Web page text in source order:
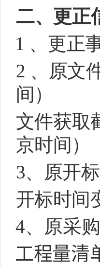
二、更正
1 、更正
2 、原文
间）
文件获取
京时间）
3、 原开
开标时间
4、原采
工程量清